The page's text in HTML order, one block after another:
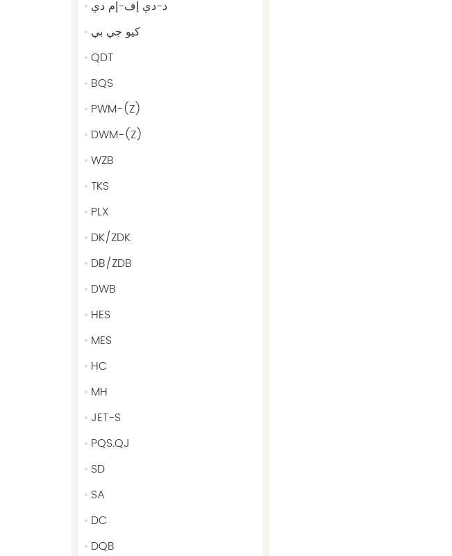
د-دي إف-إم دي
كيو جي بي
QDT
BQS
PWM-(Z)
DWM-(Z)
WZB
TKS
PLX
DK/ZDK
DB/ZDB
DWB
HES
MES
HC
MH
JET-S
PQS.QJ
SD
SA
DC
DQB